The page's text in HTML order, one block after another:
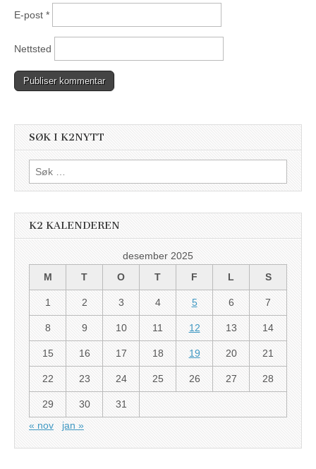
E-post *
Nettsted
SØK I K2NYTT
Søk
etter:
K2 KALENDEREN
desember 2025
M
T O T F L S
1 2 3 4 5 6 7
8 9 10 11 12 13 14
15 16 17 18 19 20 21
22 23 24 25 26 27 28
29 30
31
« nov
jan »